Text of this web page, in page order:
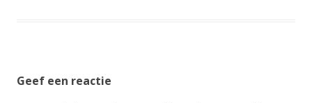
Geef een reactie